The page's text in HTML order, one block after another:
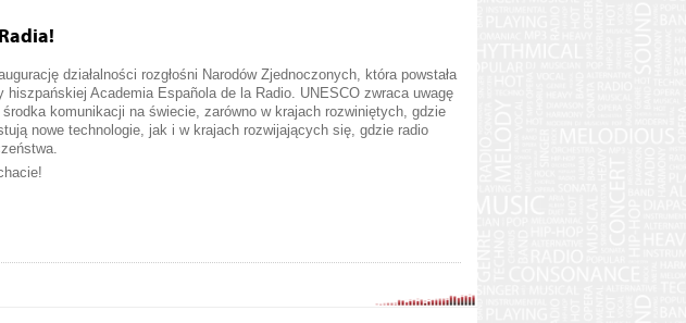
działalności rozgłośni Narodów Zjednoczonych, która powstała
hiszpańskiej Academia Española de la Radio. UNESCO zwraca uwagę
komunikacji na świecie, zarówno w krajach rozwiniętych, gdzie
nowe technologie, jak i w krajach rozwijających się, gdzie radio